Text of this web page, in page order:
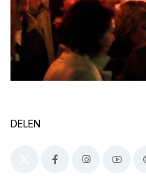
DELEN